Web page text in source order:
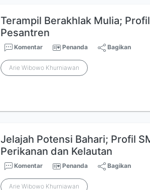
Terampil Berakhlak Mulia;
Pesantren
Komentar Penanda Bagikan
Arie Wibowo Khurniawan
Jelajah Potensi Bahari; Profil
Perikanan dan Kelautan
Komentar Penanda Bagikan
Arie Wibowo Khurniawan